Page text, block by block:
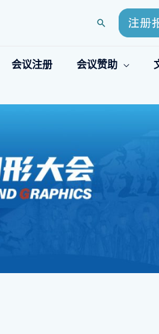
搜
会议注册 会议赞助